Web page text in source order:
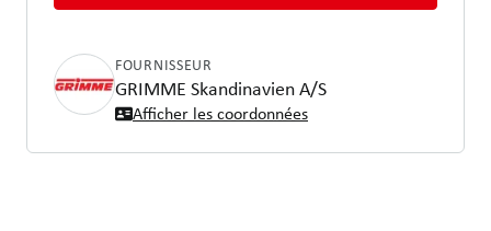
FOURNISSEUR
GRIMME Skandinavien A/S
Afficher les coordonnées